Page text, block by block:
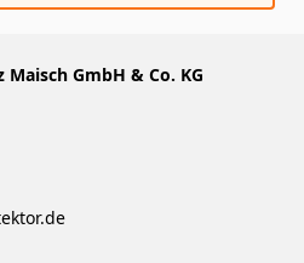
Maisch GmbH & Co. KG